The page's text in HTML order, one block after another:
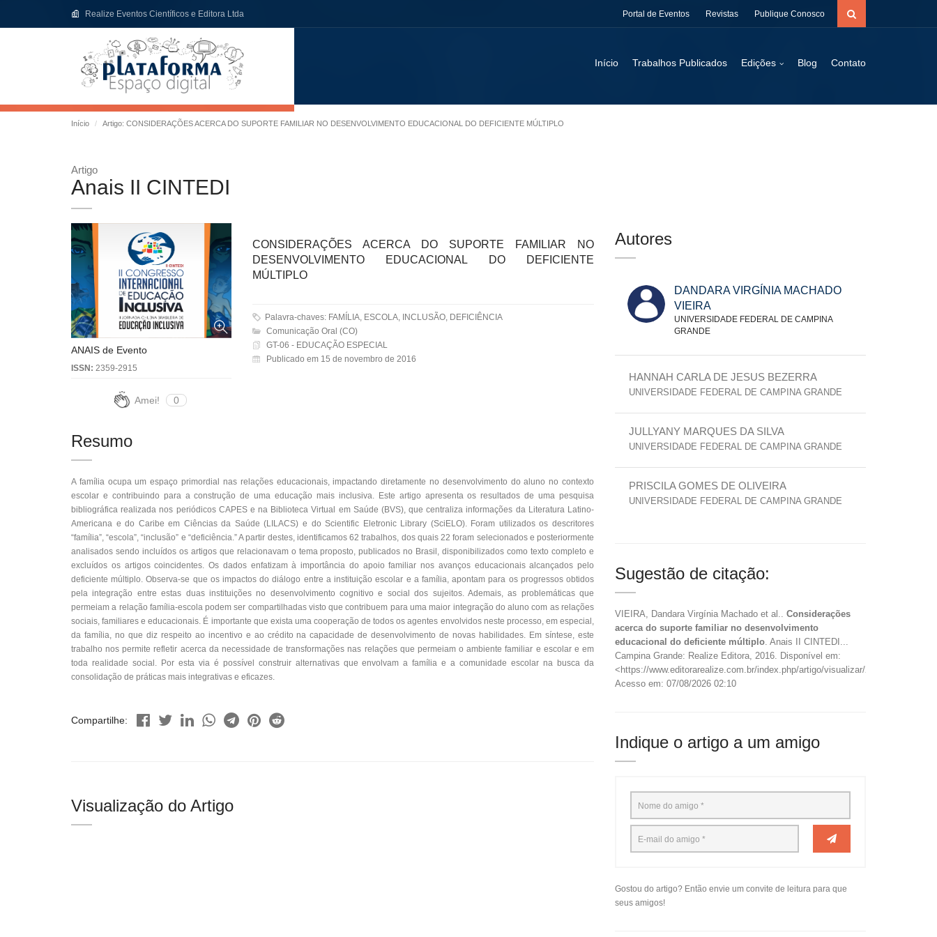
Realize Eventos Científicos e Editora Ltda Portal de Eventos Revistas Publique Conosco
Início Trabalhos Publicados Edições Blog Contato
Início Artigo: CONSIDERAÇÕES ACERCA DO SUPORTE FAMILIAR NO DESENVOLVIMENTO EDUCACIONAL DO DEFICIENTE MÚLTIPLO
Artigo
Anais II CINTEDI
ANAIS de Evento
ISSN: 2359-2915
Amei! 0
CONSIDERAÇÕES ACERCA DO SUPORTE FAMILIAR NO
DESENVOLVIMENTO EDUCACIONAL DO DEFICIENTE
MÚLTIPLO
Palavra-chaves: FAMÍLIA, ESCOLA, INCLUSÃO, DEFICIÊNCIA
Comunicação Oral (CO)
GT-06 - EDUCAÇÃO ESPECIAL
Publicado em 15 de novembro de 2016
Resumo
A família ocupa um espaço primordial nas relações educacionais, impactando diretamente no desenvolvimento do aluno no contexto
escolar e contribuindo para a construção de uma educação mais inclusiva. Este artigo apresenta os resultados de uma pesquisa
bibliográfica realizada nos periódicos CAPES e na Biblioteca Virtual em Saúde (BVS), que centraliza informações da Literatura Latino-
Americana e do Caribe em Ciências da Saúde (LILACS) e do Scientific Eletronic Library (SciELO). Foram utilizados os descritores
“família”, “escola”, “inclusão” e “deficiência.” A partir destes, identificamos 62 trabalhos, dos quais 22 foram selecionados e posteriormente
analisados sendo incluídos os artigos que relacionavam o tema proposto, publicados no Brasil, disponibilizados como texto completo e
excluídos os artigos coincidentes. Os dados enfatizam à importância do apoio familiar nos avanços educacionais alcançados pelo
deficiente múltiplo. Observa-se que os impactos do diálogo entre a instituição escolar e a família, apontam para os progressos obtidos
pela integração entre estas duas instituições no desenvolvimento cognitivo e social dos sujeitos. Ademais, as problemáticas que
permeiam a relação família-escola podem ser compartilhadas visto que contribuem para uma maior integração do aluno com as relações
sociais, familiares e educacionais. É importante que exista uma cooperação de todos os agentes envolvidos neste processo, em especial,
da família, no que diz respeito ao incentivo e ao crédito na capacidade de desenvolvimento de novas habilidades. Em síntese, este
trabalho nos permite refletir acerca da necessidade de transformações nas relações que permeiam o ambiente familiar e escolar e em
toda realidade social. Por esta via é possível construir alternativas que envolvam a família e a comunidade escolar na busca da
consolidação de práticas mais integrativas e eficazes.
Compartilhe:
Visualização do Artigo
Autores
DANDARA VIRGÍNIA MACHADO
VIEIRA
UNIVERSIDADE FEDERAL DE CAMPINA
GRANDE
HANNAH CARLA DE JESUS BEZERRA
UNIVERSIDADE FEDERAL DE CAMPINA GRANDE
JULLYANY MARQUES DA SILVA
UNIVERSIDADE FEDERAL DE CAMPINA GRANDE
PRISCILA GOMES DE OLIVEIRA
UNIVERSIDADE FEDERAL DE CAMPINA GRANDE
Sugestão de citação:
VIEIRA, Dandara Virgínia Machado et al.. Considerações
acerca do suporte familiar no desenvolvimento
educacional do deficiente múltiplo. Anais II CINTEDI...
Campina Grande: Realize Editora, 2016. Disponível em:
<https://www.editorarealize.com.br/index.php/artigo/visualizar/22765>.
Acesso em: 07/08/2026 02:10
Indique o artigo a um amigo
Gostou do artigo? Então envie um convite de leitura para que
seus amigos!